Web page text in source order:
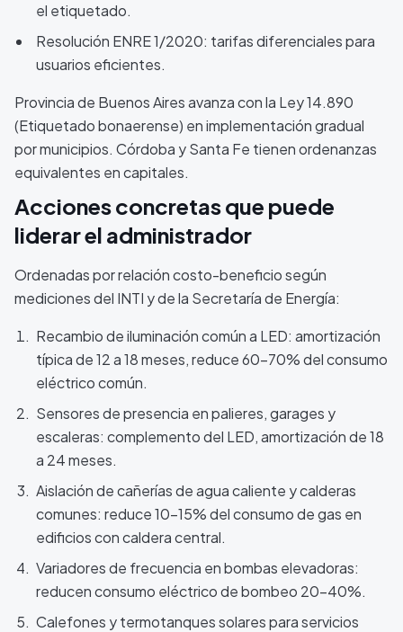
el etiquetado.
Resolución ENRE 1/2020: tarifas diferenciales para
usuarios eficientes.
Provincia de Buenos Aires avanza con la Ley 14.890
(Etiquetado bonaerense) en implementación gradual
por municipios. Córdoba y Santa Fe tienen ordenanzas
equivalentes en capitales.
Acciones concretas que puede
liderar el administrador
Ordenadas por relación costo-beneficio según
mediciones del INTI y de la Secretaría de Energía:
Recambio de iluminación común a LED: amortización
típica de 12 a 18 meses, reduce 60-70% del consumo
eléctrico común.
Sensores de presencia en palieres, garages y
escaleras: complemento del LED, amortización de 18
a 24 meses.
Aislación de cañerías de agua caliente y calderas
comunes: reduce 10-15% del consumo de gas en
edificios con caldera central.
Variadores de frecuencia en bombas elevadoras:
reducen consumo eléctrico de bombeo 20-40%.
Calefones y termotanques solares para servicios